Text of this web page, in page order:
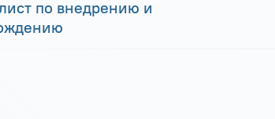
по внедрению и